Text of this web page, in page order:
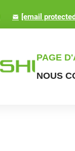
[email
PAGE
NOUS